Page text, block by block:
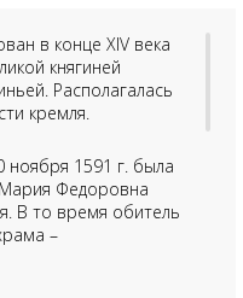
в конце XIV века
княгиней
Располагалась
кремля.
ноября 1591 г. была
Федоровна
В то время обитель
–